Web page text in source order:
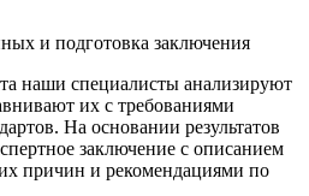
и подготовка заключения
наши специалисты анализируют
их с требованиями
На основании результатов
заключение с описанием
причин и рекомендациями по